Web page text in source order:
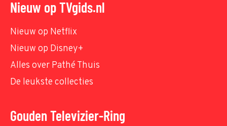
Nieuw op TVgids.nl
Nieuw op Netflix
Nieuw op Disney+
Alles over Pathé Thuis
De leukste collecties
Gouden Televizier-Ring